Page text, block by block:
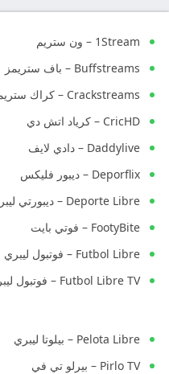
1Stream – ون ستريم
Buffstreams – باف ستريمز
Crackstreams – كراك ستريمز
CricHD – كرياد اتش دي
Daddylive – دادي لايف
Deporflix – ديبور فليكس
Deporte Libre – ديبورتي ليبري
FootyBite – فوتي بايت
Futbol Libre – فوتبول ليبري
Futbol Libre TV – فوتبول ليبري تي في
Pelota Libre – بيلوتا ليبري
Pirlo TV – بيرلو تي في